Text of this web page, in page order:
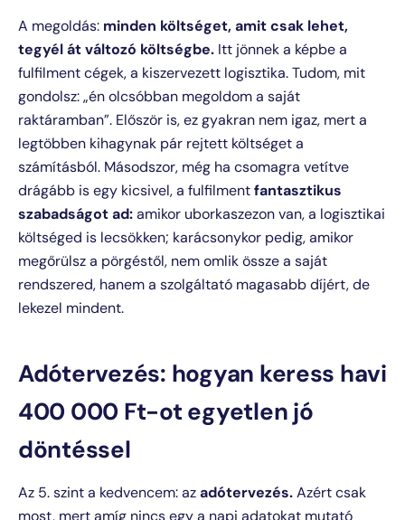
A megoldás: minden költséget, amit csak lehet,
tegyél át változó költségbe. Itt jönnek a képbe a
fulfilment cégek, a kiszervezett logisztika. Tudom, mit
gondolsz: „én olcsóbban megoldom a saját
raktáramban”. Először is, ez gyakran nem igaz, mert a
legtöbben kihagynak pár rejtett költséget a
számításból. Másodszor, még ha csomagra vetítve
drágább is egy kicsivel, a fulfilmentfantasztikus
szabadságot ad:amikor uborkaszezon van, a logisztikai
költséged is lecsökken; karácsonykor pedig, amikor
megőrülsz a pörgéstől, nem omlik össze a saját
rendszered, hanem a szolgáltató magasabb díjért, de
lekezel mindent.
Adótervezés: hogyan keress havi
400 000 Ft-ot egyetlen jó
döntéssel
Az 5. szint a kedvencem: azadótervezés.Azért csak
most, mert amíg nincs egy a napi adatokat mutató